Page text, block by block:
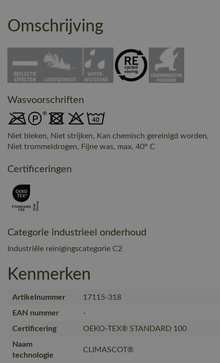
Omschrijving
Wasvoorschriften
Niet bleken, Niet strijken, Kan chemisch gereinigd worden,
Niet trommeldrogen, Fijne was, max. 40° C
Certificeringen
Categorie industrieel onderhoud
Industriële reinigingscategorie C2
Kenmerken
Artikelnummer
17115-318
EAN nummer
-
Certificering
OEKO-TEX® STANDARD 100
Naam
technologie
CLIMASCOT®